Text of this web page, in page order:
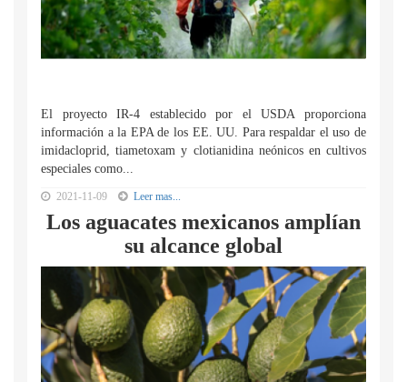
El proyecto IR-4 establecido por el USDA proporciona
información a la EPA de los EE. UU. Para respaldar el uso de
imidacloprid, tiametoxam y clotianidina neónicos en cultivos
especiales como...
2021-11-09 Leer mas...
Los aguacates mexicanos amplían
su alcance global